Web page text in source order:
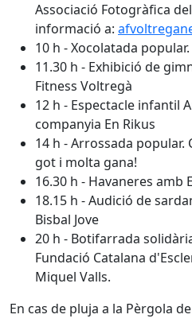
Associació Fotogràfica
informació a:
10 h - Xocolatada
11.30 h - Exhibició de
Fitness Voltregà
12 h - Espectacle infantil
companyia En Rikus
14 h - Arrossada
got i molta gana!
16.30 h - Havaneres amb
18.15 h - Audició de
Bisbal Jove
20 h - Botifarrada
Fundació Catalana
Miquel Valls.
En cas de pluja a la Pèrgola